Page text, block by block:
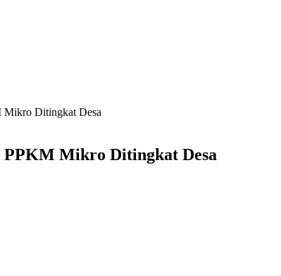
Mikro Ditingkat Desa
PPKM Mikro Ditingkat Desa